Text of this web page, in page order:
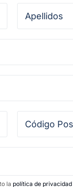
la política de privacidad